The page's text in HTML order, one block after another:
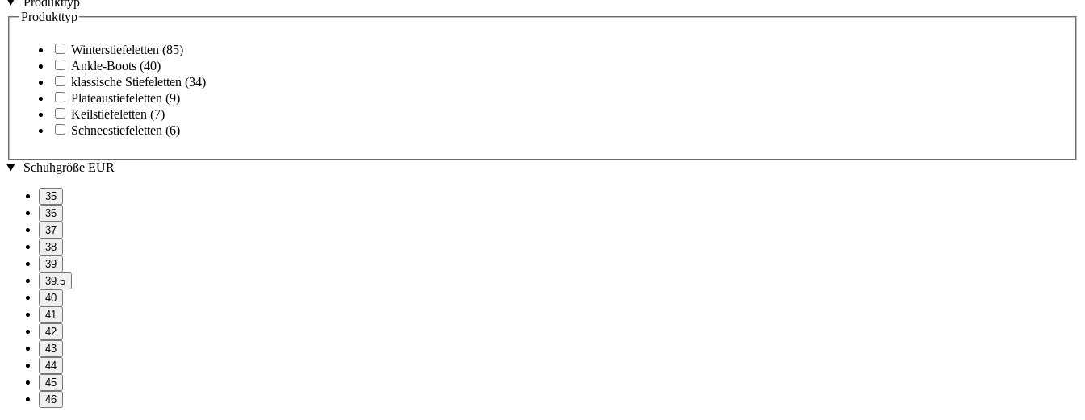
Produkttyp
Winterstiefeletten (85)
Ankle-Boots (40)
klassische Stiefeletten (34)
Plateaustiefeletten (9)
Keilstiefeletten (7)
Schneestiefeletten (6)
Schuhgröße EUR
35
36
37
38
39
39.5
40
41
42
43
44
45
46